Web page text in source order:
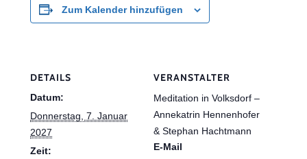
Zum Kalender hinzufügen
DETAILS
Datum:
Donnerstag, 7. Januar
2027
Zeit:
VERANSTALTER
Meditation in Volksdorf –
Annekatrin Hennenhofer
& Stephan Hachtmann
E-Mail